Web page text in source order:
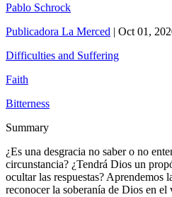
Pablo Schrock
Publicadora La Merced | Oct 01,
Difficulties and Suffering
Faith
Bitterness
Summary
¿Es una desgracia no saber o no
circunstancia? ¿Tendrá Dios un
ocultar las respuestas? Aprendemos
reconocer la soberanía de Dios en el